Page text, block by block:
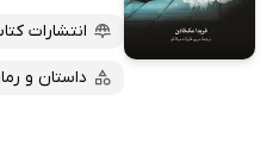
انتشارات
داستان و